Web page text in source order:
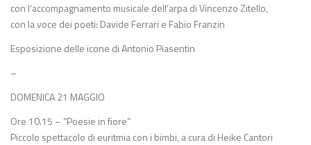
con l’accompagnamento musicale dell’arpa di Vincenzo Zitello,
con la voce dei poeti: Davide Ferrari e Fabio Franzin
Esposizione delle icone di Antonio Piasentin
–
DOMENICA 21 MAGGIO
Ore 10.15 – “Poesie in fiore”
Piccolo spettacolo di euritmia con i bimbi, a cura di Heike Cantori